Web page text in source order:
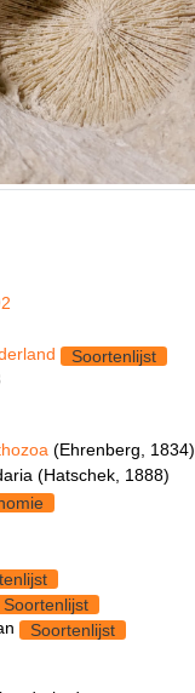
Soortenlijst
(Ehrenberg, 1834)
(Hatschek, 1888)
Soortenlijst
Soortenlijst